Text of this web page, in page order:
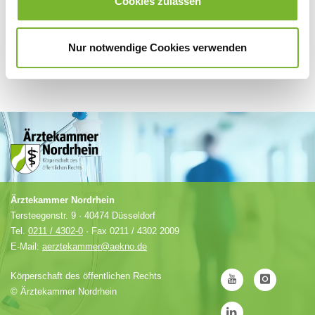
Nur notwendige Cookies verwenden
Ärztekammer Nordrhein
Tersteegenstr. 9 · 40474 Düsseldorf
Tel. 0211 / 4302-0 · Fax 0211 / 4302 2009
E-Mail: aerztekammer@aekno.de
Körperschaft des öffentlichen Rechts
© Ärztekammer Nordrhein